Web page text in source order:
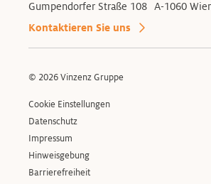
Gumpendorfer Straße 108 A-1060
Kontaktieren Sie uns
© 2026 Vinzenz Gruppe
Cookie Einstellungen
Datenschutz
Impressum
Hinweisgebung
Barrierefreiheit